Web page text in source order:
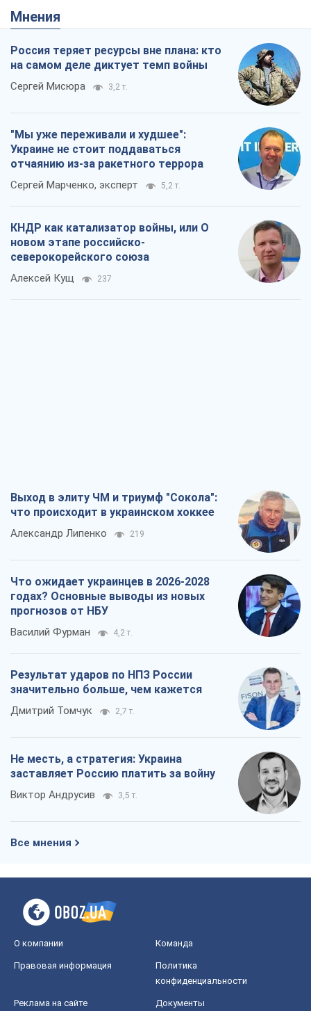
Мнения
Россия теряет ресурсы вне плана: кто
на самом деле диктует темп войны
Сергей Мисюра 3,2 т.
"Мы уже переживали и худшее":
Украине не стоит поддаваться
отчаянию из-за ракетного террора
Сергей Марченко, эксперт 5,2 т.
КНДР как катализатор войны, или О
новом этапе российско-
северокорейского союза
Алексей Кущ 237
Выход в элиту ЧМ и триумф "Сокола":
что происходит в украинском хоккее
Александр Липенко 219
Что ожидает украинцев в 2026-2028
годах? Основные выводы из новых
прогнозов от НБУ
Василий Фурман 4,2 т.
Результат ударов по НПЗ России
значительно больше, чем кажется
Дмитрий Томчук 2,7 т.
Не месть, а стратегия: Украина
заставляет Россию платить за войну
Виктор Андрусив 3,5 т.
Все мнения
О компании Команда
Правовая информация
Политика
конфиденциальности
Реклама на сайте Документы